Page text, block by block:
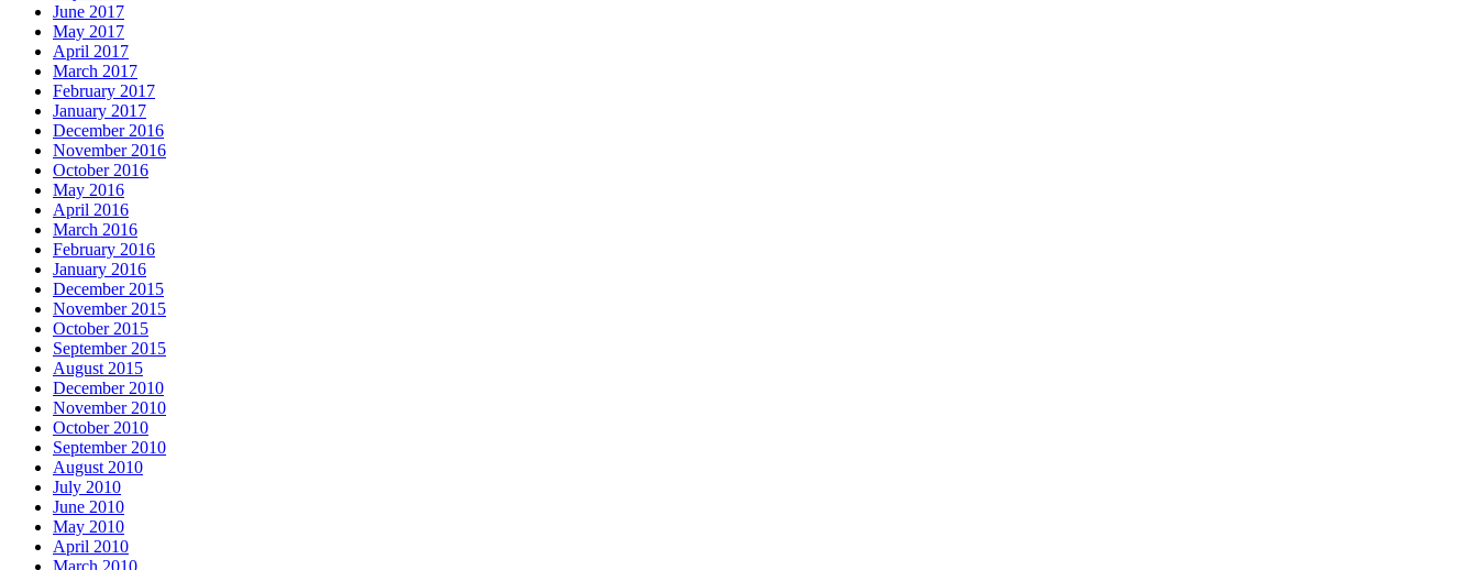
June 2017
May 2017
April 2017
March 2017
February 2017
January 2017
December 2016
November 2016
October 2016
May 2016
April 2016
March 2016
February 2016
January 2016
December 2015
November 2015
October 2015
September 2015
August 2015
December 2010
November 2010
October 2010
September 2010
August 2010
July 2010
June 2010
May 2010
April 2010
March 2010